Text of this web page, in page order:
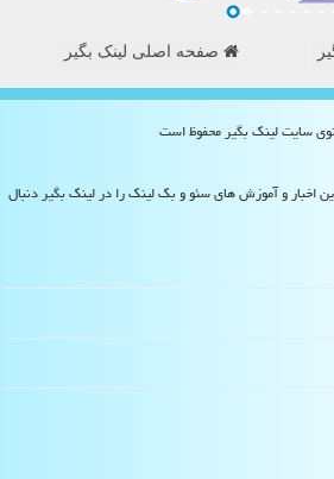
صفحه اصلی لینک بگیر
اخبار و آموزش های سئو و بک لینک را در لینک بگیر دنبال